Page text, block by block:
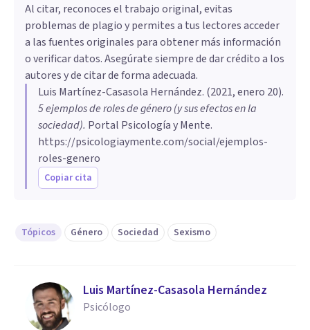
Al citar, reconoces el trabajo original, evitas
problemas de plagio y permites a tus lectores acceder
a las fuentes originales para obtener más información
o verificar datos. Asegúrate siempre de dar crédito a los
autores y de citar de forma adecuada.
Luis Martínez-Casasola Hernández. (2021, enero 20).
5 ejemplos de roles de género (y sus efectos en la
sociedad). Portal Psicología y Mente.
https://psicologiaymente.com/social/ejemplos-
roles-genero
Copiar cita
Tópicos Género Sociedad Sexismo
Luis Martínez-Casasola Hernández
Psicólogo